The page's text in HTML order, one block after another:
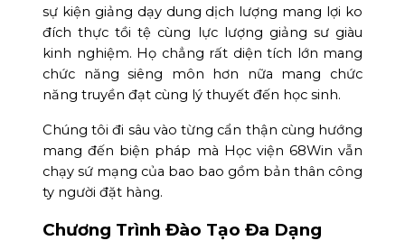
sự kiện giảng dạy dung dịch lượng mang lợi ko
đích thực tồi tệ cùng lực lượng giảng sư giàu
kinh nghiệm. Họ chẳng rất diện tích lớn mang
chức năng siêng môn hơn nữa mang chức
năng truyền đạt cùng lý thuyết đến học sinh.
Chúng tôi đi sâu vào từng cẩn thận cùng hướng
mang đến biện pháp mà Học viện 68Win vẫn
chạy sứ mạng của bao bao gồm bản thân công
ty người đặt hàng.
Chương Trình Đào Tạo Đa Dạng